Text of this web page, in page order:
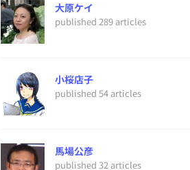
大原ケイ
published 289 articles
小桜店子
published 54 articles
馬場公彦
published 32 articles